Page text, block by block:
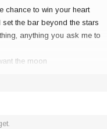
chance to win your heart
set the bar beyond the stars
anything you ask me to
the moon